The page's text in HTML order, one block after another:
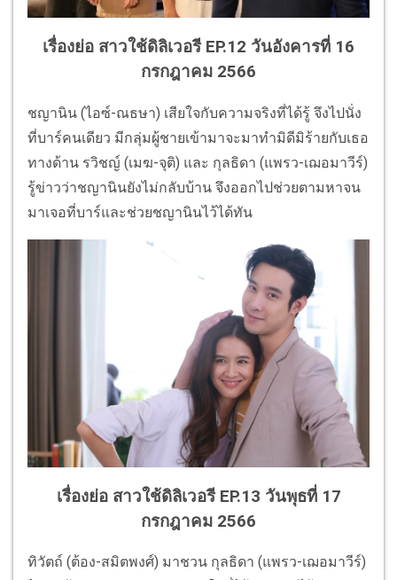
เรื่องย่อ สาวใช้ดิลิเวอรี EP.12 วันอังคารที่ 16
กรกฎาคม 2566
ชญานิน (ไอซ์-ณธษา) เสียใจกับความจริงที่ได้รู้ จึงไปนั่ง
ที่บาร์คนเดียว มีกลุ่มผู้ชายเข้ามาจะมาทำมิดีมิร้ายกับเธอ
ทางด้าน รวิชญ์ (เมฆ-จุติ) และ กุลธิดา (แพรว-เฌอมาวีร์)
รู้ข่าวว่าชญานินยังไม่กลับบ้าน จึงออกไปช่วยตามหาจน
มาเจอที่บาร์และช่วยชญานินไว้ได้ทัน
เรื่องย่อ สาวใช้ดิลิเวอรี EP.13 วันพุธที่ 17
กรกฎาคม 2566
ทิวัตถ์ (ต้อง-สมิตพงศ์) มาชวน กุลธิดา (แพรว-เฌอมาวีร์)